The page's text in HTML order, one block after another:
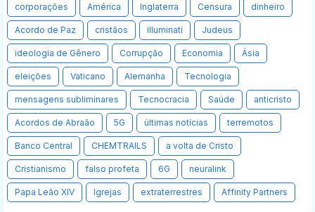
corporações América Inglaterra Censura dinheiro
Acordo de Paz cristãos illuminati Judeus
ideologia de Gênero Corrupção Economia Ásia
eleições Vaticano Alemanha Tecnologia
mensagens subliminares Tecnocracia Saúde anticristo
Acordos de Abraão 5G últimas notícias terremotos
Banco Central CHEMTRAILS a volta de Cristo
Cristianismo falso profeta 6G neuralink
Papa Leão XIV Igrejas extraterrestres Affinity Partners